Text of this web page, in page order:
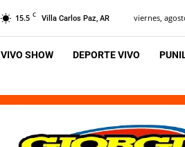
15.5 C Villa Carlos Paz, AR viernes,
VIVO SHOW DEPORTE VIVO